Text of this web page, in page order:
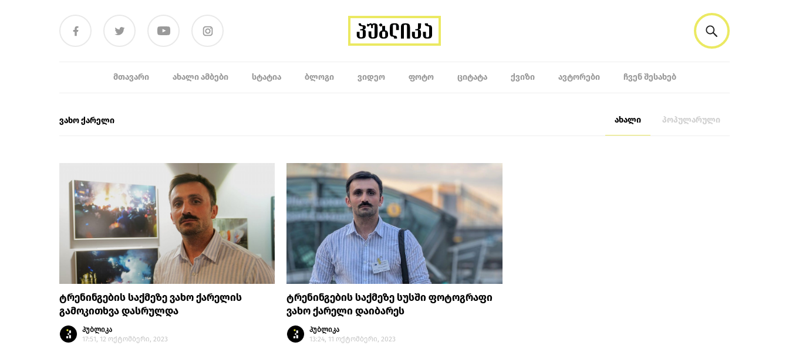
ᲛᲗᲐᲕᲐᲠᲘ ᲐᲮᲐᲚᲘ ᲐᲛᲑᲔᲑᲘ ᲡᲢᲐᲢᲘᲐ ᲑᲚᲝᲒᲘ ᲕᲘᲓᲔᲝ ᲤᲝᲢᲝ ᲪᲘᲢᲐᲢᲐ ᲥᲕᲘᲖᲘ ᲐᲕᲢᲝᲠᲔᲑᲘ ᲩᲕᲔᲜ ᲨᲔᲡᲐᲮᲔᲑ
ვახო ქარელი ახალი პოპულარული
ტრენინგების საქმეზე ვახო ქარელის
გამოკითხვა დასრულდა
პუბლიკა
17:51, 12 ოქტომბერი, 2023
ტრენინგების საქმეზე სუსში ფოტოგრაფი
ვახო ქარელი დაიბარეს
პუბლიკა
13:24, 11 ოქტომბერი, 2023